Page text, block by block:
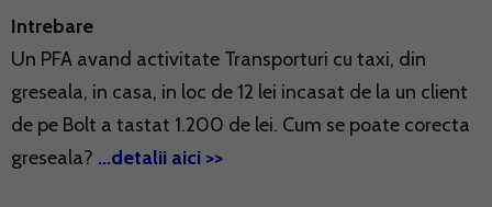
Intrebare
Un PFA avand activitate Transporturi cu taxi, din
greseala, in casa, in loc de 12 lei incasat de la un client
de pe Bolt a tastat 1.200 de lei. Cum se poate corecta
greseala? ...detalii aici >>